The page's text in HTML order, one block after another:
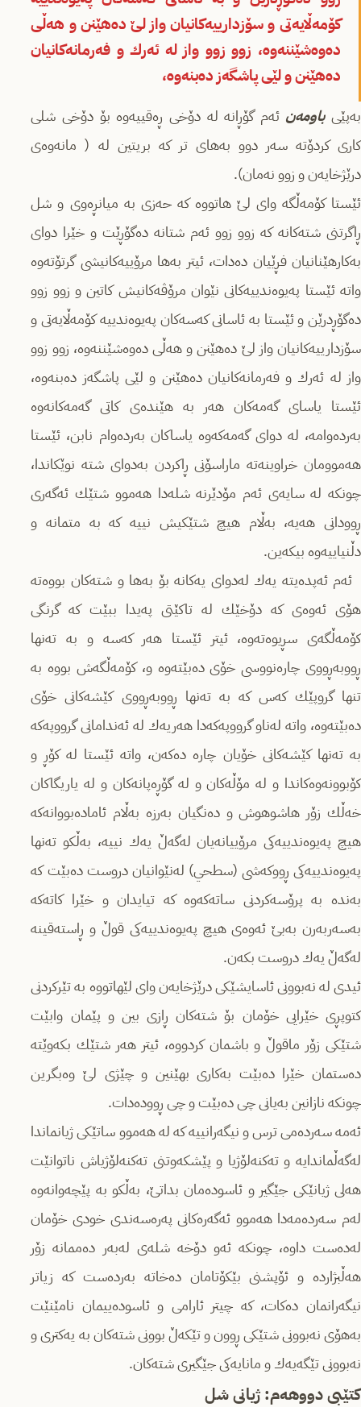
كۆمەڵایەتی و سۆزدارییەكانیان واز لێ دەھێنن و ھەڵی
دەوەشێننەوە، زوو زوو واز لە ئەرك و فەرمانەكانیان
دەھێنن و لێی پاشگەز دەبنەوە،
بەپێیباومەن ئەم گۆڕانە لە دۆخی ڕەقییەوە بۆ دۆخی شلی
كاری كردۆتە سەر دوو بەھای تر كە بریتین لە ( مانەوەی
درێژخایەن و زوو نەمان).
ئێستا كۆمەڵگە وای لێ ھاتووە كە حەزی بە میانڕەوی و شل
ڕاگرتنی شتەكانە كە زوو زوو ئەم شتانە دەگۆڕێت و خێرا دوای
بەكارھێنانیان فڕێیان دەدات، ئیتر بەھا مرۆییەكانیشی گرتۆتەوە
واتە ئێستا پەیوەندییەكانی نێوان مرۆڤەكانیش كاتین و زوو زوو
دەگۆڕدرێن و ئێستا بە ئاسانی كەسەكان پەیوەندییە كۆمەڵایەتی و
سۆزدارییەكانیان واز لێ دەھێنن و ھەڵی دەوەشێننەوە، زوو زوو
واز لە ئەرك و فەرمانەكانیان دەھێنن و لێی پاشگەز دەبنەوە،
ئێستا یاسای گەمەكان ھەر بە ھێندەی كاتی گەمەكانەوە
بەردەوامە، لە دوای گەمەكەوە یاساكان بەردەوام نابن، ئێستا
ھەموومان خراوینەتە ماراسۆنی ڕاكردن بەدوای شتە نوێكاندا،
چونكە لە سایەی ئەم مۆدێرنە شلەدا ھەموو شتێك ئەگەری
ڕوودانی ھەیە، بەڵام ھیچ شتێكیش نییە كە بە متمانە و
دڵنیاییەوە بیكەین.
ئەم ئەپدەیتە یەك لەدوای یەكانە بۆ بەھا و شتەكان بووەتە
ھۆی ئەوەی كە دۆخێك لە تاكێتی پەیدا ببێت كە گرنگی
كۆمەڵگەی سڕیوەتەوە، ئیتر ئێستا ھەر كەسە و بە تەنھا
ڕووبەڕووی چارەنووسی خۆی دەبێتەوە و، كۆمەڵگەش بووە بە
تنھا گروپێك كەس كە بە تەنھا ڕووبەڕووی كێشەكانی خۆی
دەبێتەوە، واتە لەناو گرووپەكەدا ھەریەك لە ئەندامانی گرووپەكە
بە تەنھا كێشەكانی خۆیان چارە دەكەن، واتە ئێستا لە كۆڕ و
كۆبوونەوەكاندا و لە مۆڵەكان و لە گۆڕەپانەكان و لە یاریگاكان
خەڵك زۆر ھاشوھوش و دەنگیان بەرزە بەڵام ئامادەبووانەكە
ھیچ پەیوەندییەكی مرۆییانەیان لەگەڵ یەك نییە، بەڵكو تەنھا
پەیوەندییەكی ڕووكەشی (سطحي) لەنێوانیان دروست دەبێت كە
بەندە بە پرۆسەكردنی ساتەكەوە كە تیایدان و خێرا كاتەكە
بەسەربەرن بەبێ ئەوەی ھیچ پەیوەندییەكی قوڵ و ڕاستەقینە
لەگەڵ یەك دروست بكەن.
ئیدی لە نەبوونی ئاسایشێكی درێژخایەن وای لێھاتووە بە تێركردنی
كتوپڕی خێرایی خۆمان بۆ شتەكان ڕازی بین و پێمان وابێت
شتێكی زۆر ماقوڵ و باشمان كردووە، ئیتر ھەر شتێك بكەوێتە
دەستمان خێرا دەبێت بەكاری بھێنین و چێژی لێ وەبگرین
چونكە نازانین بەیانی چی دەبێت و چی ڕوودەدات.
ئەمە سەردەمی ترس و نیگەرانییە كە لە ھەموو ساتێكی ژیانماندا
لەگەڵماندایە و تەكنەلۆژیا و پێشكەوتنی تەكنەلۆژیاش ناتوانێت
ھەلی ژیانێكی جێگیر و ئاسودەمان بداتێ، بەڵكو بە پێچەوانەوە
لەم سەردەمەدا ھەموو ئەگەرەكانی پەرەسەندی خودی خۆمان
لەدەست داوە، چونكە ئەو دۆخە شلەی لەبەر دەممانە زۆر
ھەڵبژاردە و ئۆپشنی بێكۆتامان دەخاتە بەردەست كە زیاتر
نیگەرانمان دەكات، كە چیتر ئارامی و ئاسودەییمان نامێنێت
بەھۆی نەبوونی شتێكی ڕوون و تێكەڵ بوونی شتەكان بە یەكتری و
نەبوونی تێگەیەك و مانایەكی جێگیری شتەكان.
كتێبی دووھەم: ژیانی شل